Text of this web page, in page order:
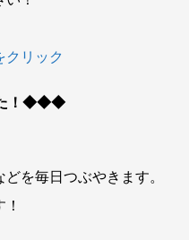
クリック
！◆◆◆
を毎日つぶやきます。